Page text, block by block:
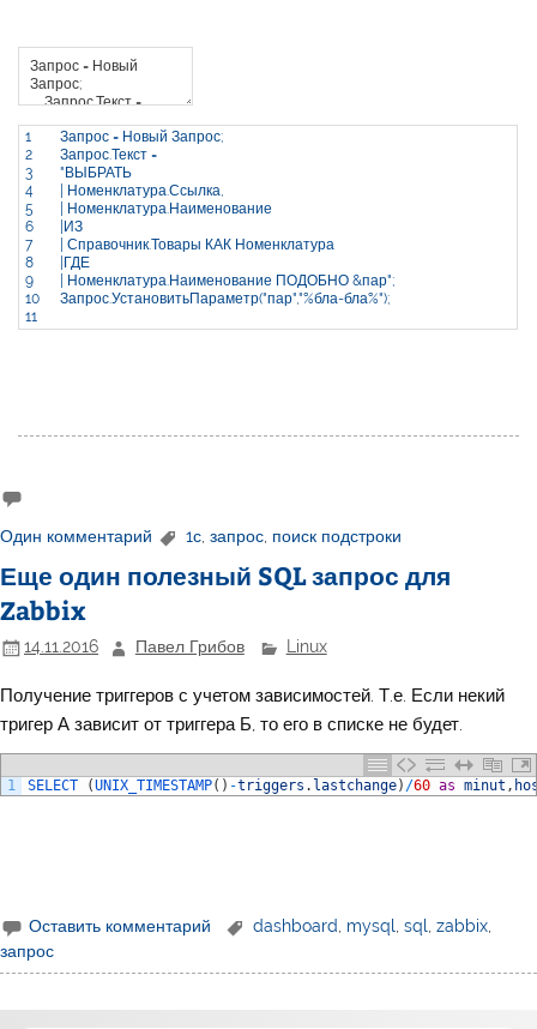
1
2
3
4
5
6
7
8
9
10
11
Запрос = Новый Запрос;
Запрос.Текст =
"ВЫБРАТЬ
| Номенклатура.Ссылка,
| Номенклатура.Наименование
|ИЗ
| Справочник.Товары КАК Номенклатура
|ГДЕ
| Номенклатура.Наименование ПОДОБНО &пар";
Запрос.УстановитьПараметр("пар","%бла-бла%");
Один комментарий 1с запрос поиск подстроки
Еще один полезный SQL запрос для
Zabbix
14.11.2016 Павел Грибов Linux
Получение триггеров с учетом зависимостей. Т.е. Если некий
тригер А зависит от триггера Б, то его в списке не будет.
1 SELECT (UNIX_TIMESTAMP( ) -triggers . lastchange) /60 as minut ,
Оставить комментарий dashboard mysql sql zabbix,
запрос